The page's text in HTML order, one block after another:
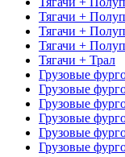
Тягачи +
Тягачи +
Тягачи +
Тягачи + Трал
Грузовые
Грузовые
Грузовые
Грузовые
Грузовые
Грузовые